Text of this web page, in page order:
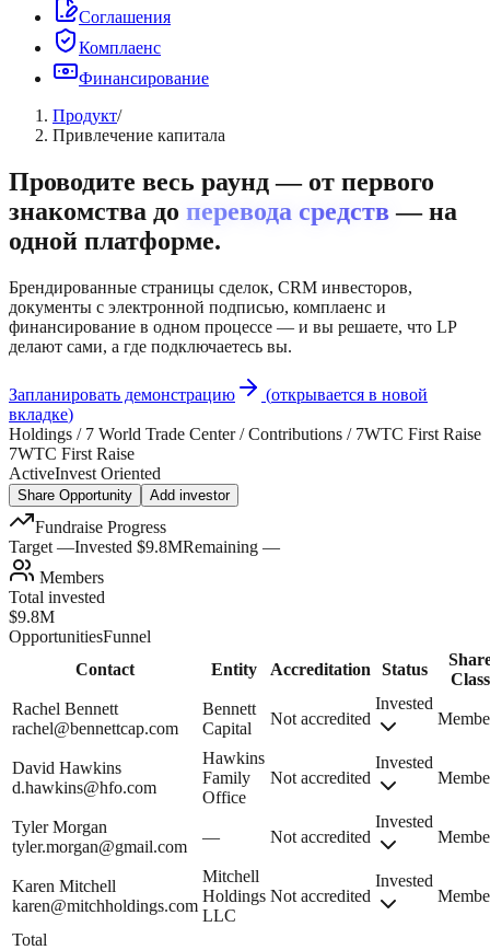
Соглашения
Комплаенс
Финансирование
Продукт/
Привлечение капитала
Проводите весь раунд — от первого
знакомства до перевода средств— на
одной платформе.
Брендированные страницы сделок, CRM инвесторов,
документы с электронной подписью, комплаенс и
финансирование в одном процессе — и вы решаете, что LP
делают сами, а где подключаетесь вы.
Запланировать демонстрацию (открывается в новой
вкладке)
Holdings / 7 World Trade Center / Contributions / 7WTC First Raise
7WTC First Raise
ActiveInvest Oriented
Share Opportunity Add investor
Fundraise Progress
Target —Invested $9.8MRemaining —
Members
Total invested
$9.8M
OpportunitiesFunnel
Contact
Entity Accreditation Status
Class
Rachel Bennett
rachel@bennettcap.com
Bennett
Capital
Not accredited
Invested
David Hawkins
d.hawkins@hfo.com
Hawkins
Family
Office
Not accredited
Invested
Tyler Morgan
tyler.morgan@gmail.com
— Not accredited
Invested
Karen Mitchell
karen@mitchholdings.com
Mitchell
Holdings
LLC
Not accredited
Invested
Total